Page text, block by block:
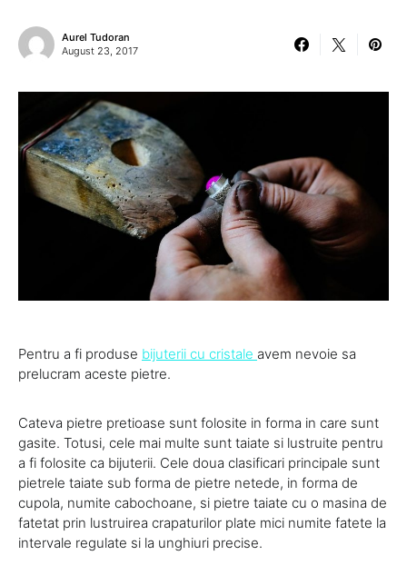
Aurel Tudoran
August 23, 2017
Pentru a fi produse bijuterii cu cristale avem nevoie sa
prelucram aceste pietre.
Cateva pietre pretioase sunt folosite in forma in care sunt
gasite. Totusi, cele mai multe sunt taiate si lustruite pentru
a fi folosite ca bijuterii. Cele doua clasificari principale sunt
pietrele taiate sub forma de pietre netede, in forma de
cupola, numite cabochoane, si pietre taiate cu o masina de
fatetat prin lustruirea crapaturilor plate mici numite fatete la
intervale regulate si la unghiuri precise.